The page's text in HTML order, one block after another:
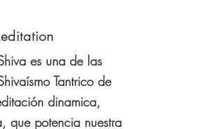
es una de las
Tantrico de
dinamica,
que potencia nuestra